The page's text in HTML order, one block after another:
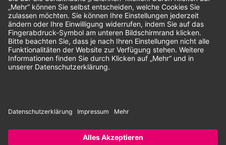
Unsere Zahlungsarten:
Rechnung SEPA-Lastschrift Vorkasse